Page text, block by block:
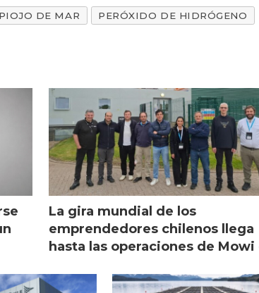
PIOJO DE MAR
PERÓXIDO DE HIDRÓGENO
La gira mundial de los
emprendedores chilenos llega
hasta las operaciones de Mowi